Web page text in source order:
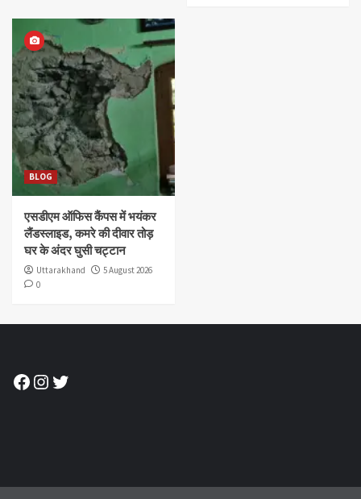
BLOG
एसडीएम ऑफिस कैंपस में भयंकर
लैंडस्लाइड, कमरे की दीवार तोड़
घर के अंदर घुसी चट्टान
Uttarakhand
5 August 2026
0
Facebook
Instagram
Twitter